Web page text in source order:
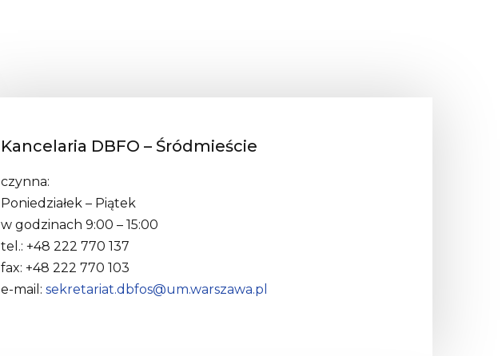
Kancelaria DBFO – Śródmieście
czynna:
Poniedziałek – Piątek
w godzinach 9:00 – 15:00
tel.: +48 222 770 137
fax: +48 222 770 103
e-mail: sekretariat.dbfos@um.warszawa.pl